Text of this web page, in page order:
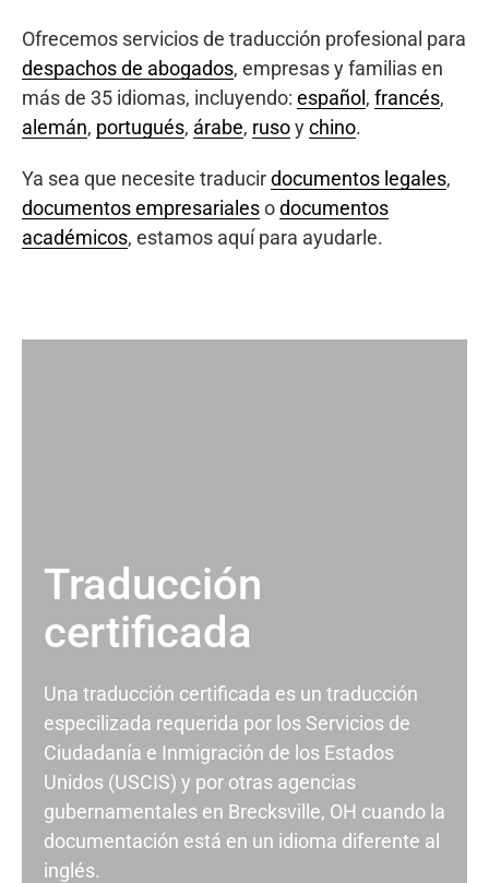
Ofrecemos servicios de traducción profesional para
despachos de abogados, empresas y familias en
más de 35 idiomas, incluyendo: español , francés,
alemán, portugués, árabe, rusoychino.
Ya sea que necesite traducirdocumentos legales,
documentos empresarialesodocumentos
académicos, estamos aquí para ayudarle.
Traducción
certificada
Una traducción certificada es un traducción
especilizada requerida por los Servicios de
Ciudadanía e Inmigración de los Estados
Unidos (USCIS) y por otras agencias
gubernamentales en Brecksville, OH cuando la
documentación está en un idioma diferente al
inglés.